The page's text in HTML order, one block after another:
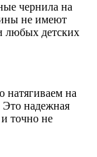
чернила на
не имеют
любых детских
натягиваем на
надежная
точно не